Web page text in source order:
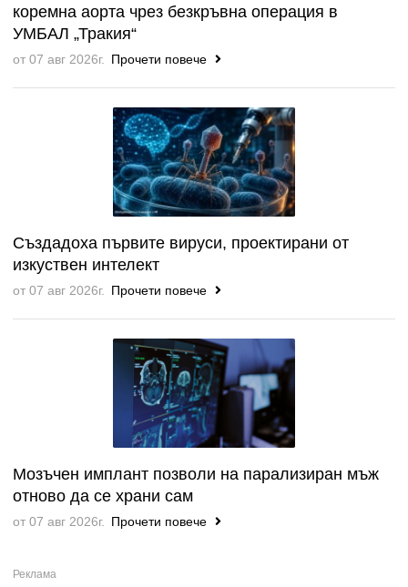
коремна аорта чрез безкръвна операция в
УМБАЛ „Тракия“
от 07 авг 2026г. Прочети повече
Създадоха първите вируси, проектирани от
изкуствен интелект
от 07 авг 2026г. Прочети повече
Мозъчен имплант позволи на парализиран мъж
отново да се храни сам
от 07 авг 2026г. Прочети повече